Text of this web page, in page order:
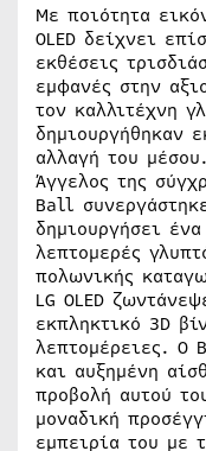
Με ποιότητα
OLED δείχνει
εκθέσεις
εμφανές στην
τον καλλιτέχνη
δημιουργήθηκαν
αλλαγή του
Άγγελος της
Ball
δημιουργήσει
λεπτομερές
πολωνικής
LG OLED
εκπληκτικό 3D
λεπτομέρειες. Ο
και αυξημένη
προβολή αυτού
μοναδική
εμπειρία του με